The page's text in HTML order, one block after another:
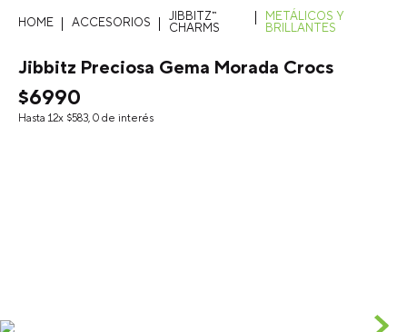
ACCESORIOS
JIBBITZ™
CHARMS
METÁLICOS Y
BRILLANTES
Jibbitz Preciosa Gema Morada Crocs
$6990
Hasta 12x $583, 0 de interés